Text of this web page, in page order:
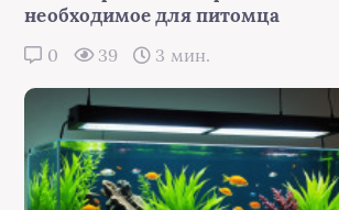
необходимое для питомца
0 39 3 мин.